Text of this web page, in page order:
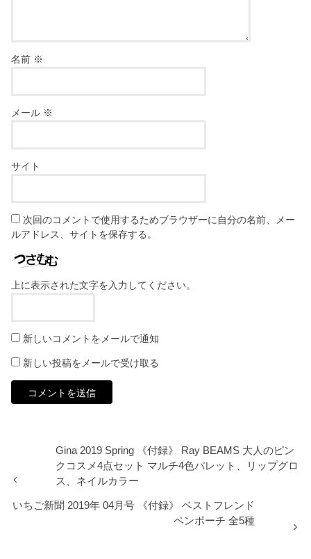
名前 ※
メール ※
サイト
次回のコメントで使用するためブラウザーに自分の名前、メー
ルアドレス、サイトを保存する。
上に表示された文字を入力してください。
新しいコメントをメールで通知
新しい投稿をメールで受け取る
Gina 2019 Spring 《付録》 Ray BEAMS 大人のピン
クコスメ4点セット マルチ4色パレット、リップグロ
ス、ネイルカラー
いちご新聞 2019年 04月号 《付録》 ベストフレンド
ペンポーチ 全5種